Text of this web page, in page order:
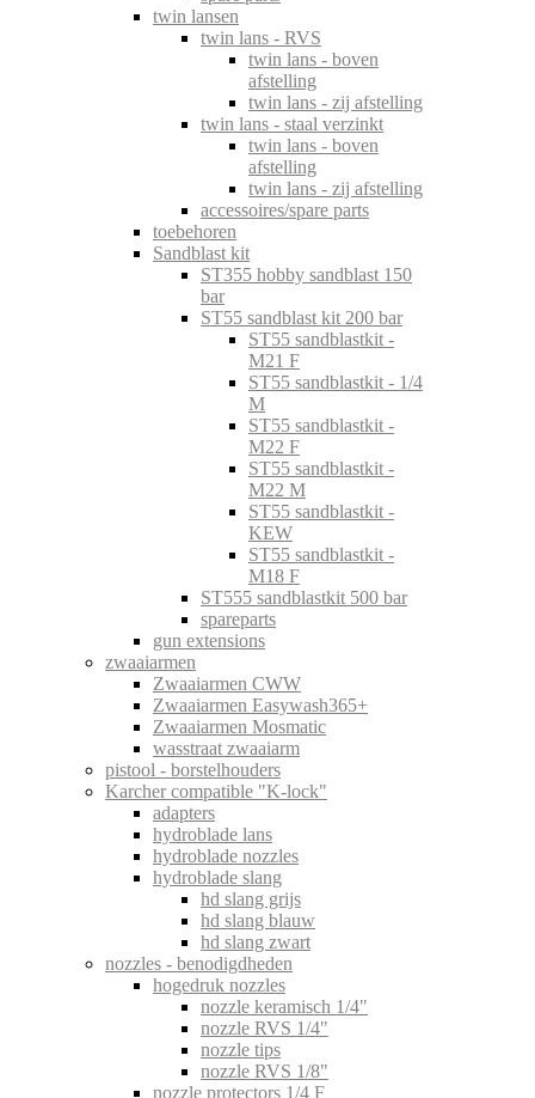
twin lansen
twin lans - RVS
twin lans - boven
afstelling
twin lans - zij afstelling
twin lans - staal verzinkt
twin lans - boven
afstelling
twin lans - zij afstelling
accessoires/spare parts
toebehoren
Sandblast kit
ST355 hobby sandblast 150
bar
ST55 sandblast kit 200 bar
ST55 sandblastkit -
M21 F
ST55 sandblastkit - 1/4
M
ST55 sandblastkit -
M22 F
ST55 sandblastkit -
M22 M
ST55 sandblastkit -
KEW
ST55 sandblastkit -
M18 F
ST555 sandblastkit 500 bar
spareparts
gun extensions
zwaaiarmen
Zwaaiarmen CWW
Zwaaiarmen Easywash365+
Zwaaiarmen Mosmatic
wasstraat zwaaiarm
pistool - borstelhouders
Karcher compatible "K-lock"
adapters
hydroblade lans
hydroblade nozzles
hydroblade slang
hd slang grijs
hd slang blauw
hd slang zwart
nozzles - benodigdheden
hogedruk nozzles
nozzle keramisch 1/4"
nozzle RVS 1/4"
nozzle tips
nozzle RVS 1/8"
nozzle protectors 1/4 F